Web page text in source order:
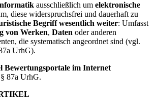
ausschließlich um elektronische
diese widerspruchsfrei und dauerhaft zu
Begriff wesentlich weiter: Umfasst
von Werken, Daten oder anderen
die systematisch angeordnet sind (vgl.
UrhG).
Bewertungsportale im Internet
87a UrhG.